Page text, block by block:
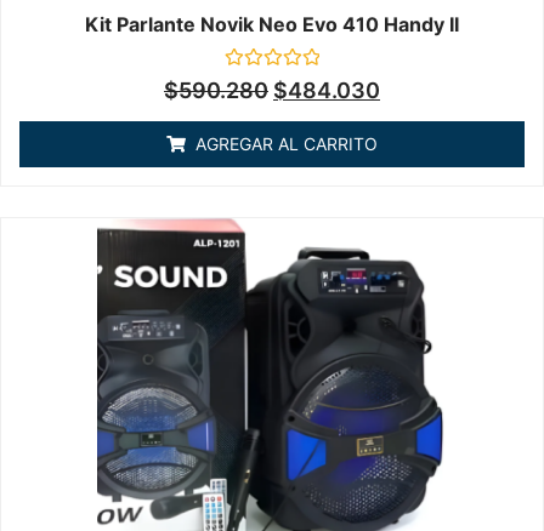
Kit Parlante Novik Neo Evo 410 Handy II
Valorado
en
de
5
$590.280 $484.030
AGREGAR AL CARRITO